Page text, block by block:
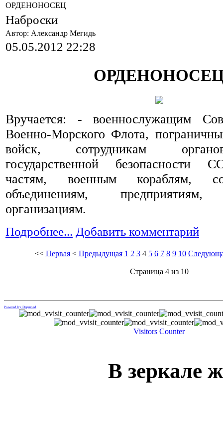
ОРДЕНОНОСЕЦ
Наброски
Автор: Александр Мегидь
05.05.2012 22:28
Вручается: - военнослужащим
Военно-Морского Флота,
войск, сотрудникам
государственной безопасности
частям, военным кораблям,
объединениям, предприятиям,
организациям.
Подробнее... Добавить комментарий
<< Первая< Предыдущая 1 2 3 4 5 6 7 8 9 10
Страница 4 из 10
Powered by Dapmoed
Visitors Counter
В зеркале